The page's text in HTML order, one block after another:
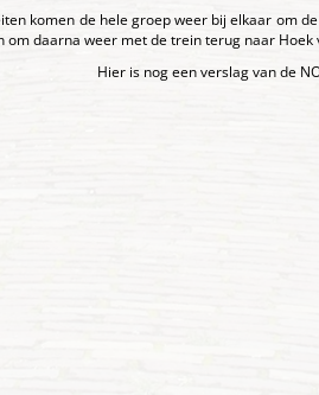
komen de hele groep weer bij elkaar om
om daarna weer met de trein terug naar Hoek
Hier is nog een verslag van de